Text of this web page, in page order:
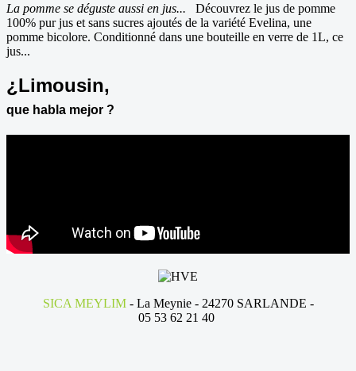
La pomme se déguste aussi en jus... Découvrez le jus de pomme
100% pur jus et sans sucres ajoutés de la variété Evelina, une
pomme bicolore. Conditionné dans une bouteille en verre de 1L, ce
jus...
¿Limousin,
que habla mejor ?
SICA MEYLIM- La Meynie - 24270 SARLANDE -
05 53 62 21 40